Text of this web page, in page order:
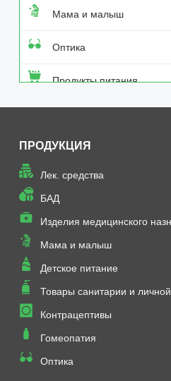
Мама и малыш
Оптика
Продукты питания
Товары неаптечного
гигиены
ПРОДУКЦИЯ
Лек. средства
БАД
Изделия медицинского
Мама и малыш
Детское питание
Товары санитарии и
Контрацептивы
Гомеопатия
Оптика